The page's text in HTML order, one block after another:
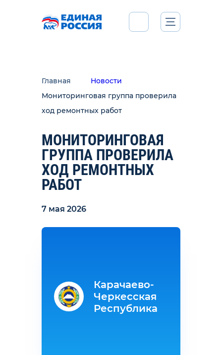
Главная
Новости
Мониторинговая группа проверила
ход ремонтных работ
МОНИТОРИНГОВАЯ
ГРУППА ПРОВЕРИЛА
ХОД РЕМОНТНЫХ
РАБОТ
7 мая 2026
Карачаево-
Черкесская
Республика